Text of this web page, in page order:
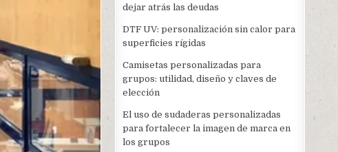
dejar atrás las deudas
DTF UV: personalización sin calor para
superficies rígidas
Camisetas personalizadas para
grupos: utilidad, diseño y claves de
elección
El uso de sudaderas personalizadas
para fortalecer la imagen de marca en
los grupos